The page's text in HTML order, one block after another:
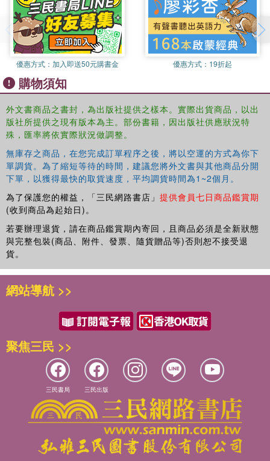
優惠方式： 加入即送50元購書金 優惠方式： 19折起
購物須知
外文書商品之書封，為出版社提供之樣本。實際出貨商品，以出
版社所提供之現有版本為主。部份書籍，因出版社供應狀況特
殊，匯率將依實際狀況做調整。
無庫存之商品，在您完成訂單程序之後，將以空運的方式為你下
單調貨。為了縮短等待的時間，建議您將外文書與其他商品分開
下單，以獲得最快的取貨速度，平均調貨時間為1~2個月。
為了保護您的權益，「三民網路書店」 提供會員七日商品鑑賞期
(收到商品為起始日)。
若要辦理退貨，請在商品鑑賞期內寄回，且商品必須是全新狀態
與完整包裝(商品、附件、發票、隨貨贈品等)否則恕不接受退
貨。
網站導航 >>
聚焦三民 >>
三民書局 三民出版